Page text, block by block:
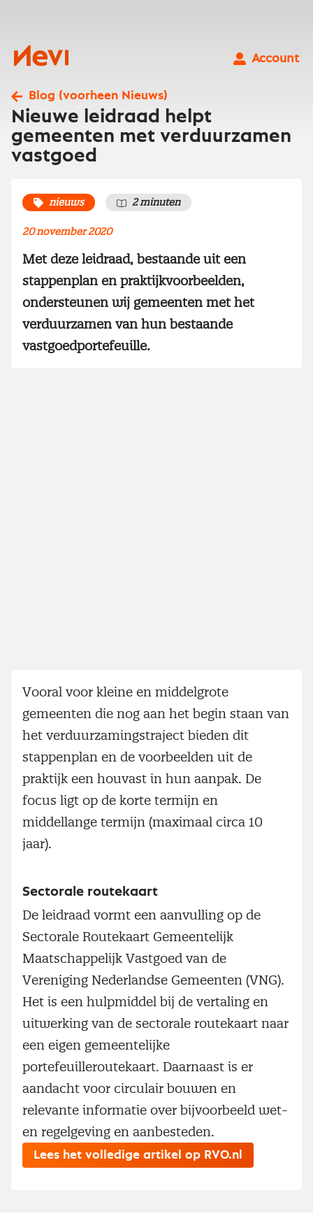
Nevi
Account
Blog (voorheen Nieuws)
Nieuwe leidraad helpt
gemeenten met verduurzamen
vastgoed
nieuws 2 minuten
20 november 2020
Met deze leidraad, bestaande uit een
stappenplan en praktijkvoorbeelden,
ondersteunen wij gemeenten met het
verduurzamen van hun bestaande
vastgoedportefeuille.
Vooral voor kleine en middelgrote
gemeenten die nog aan het begin staan van
het verduurzamingstraject bieden dit
stappenplan en de voorbeelden uit de
praktijk een houvast in hun aanpak. De
focus ligt op de korte termijn en
middellange termijn (maximaal circa 10
jaar).
Sectorale routekaart
De leidraad vormt een aanvulling op de
Sectorale Routekaart Gemeentelijk
Maatschappelijk Vastgoed van de
Vereniging Nederlandse Gemeenten (VNG).
Het is een hulpmiddel bij de vertaling en
uitwerking van de sectorale routekaart naar
een eigen gemeentelijke
portefeuilleroutekaart. Daarnaast is er
aandacht voor circulair bouwen en
relevante informatie over bijvoorbeeld wet-
en regelgeving en aanbesteden.
Lees het volledige artikel op RVO.nl